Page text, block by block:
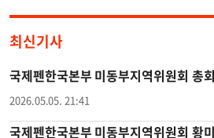
최신기사
국제펜한국본부 미동부지역위원회 총회
2026.05.05. 21:41
국제펜한국본부 미동부지역위원회 황